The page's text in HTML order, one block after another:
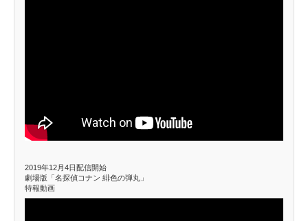
2019年12月4日配信開始
劇場版「名探偵コナン 緋色の弾丸」
特報動画